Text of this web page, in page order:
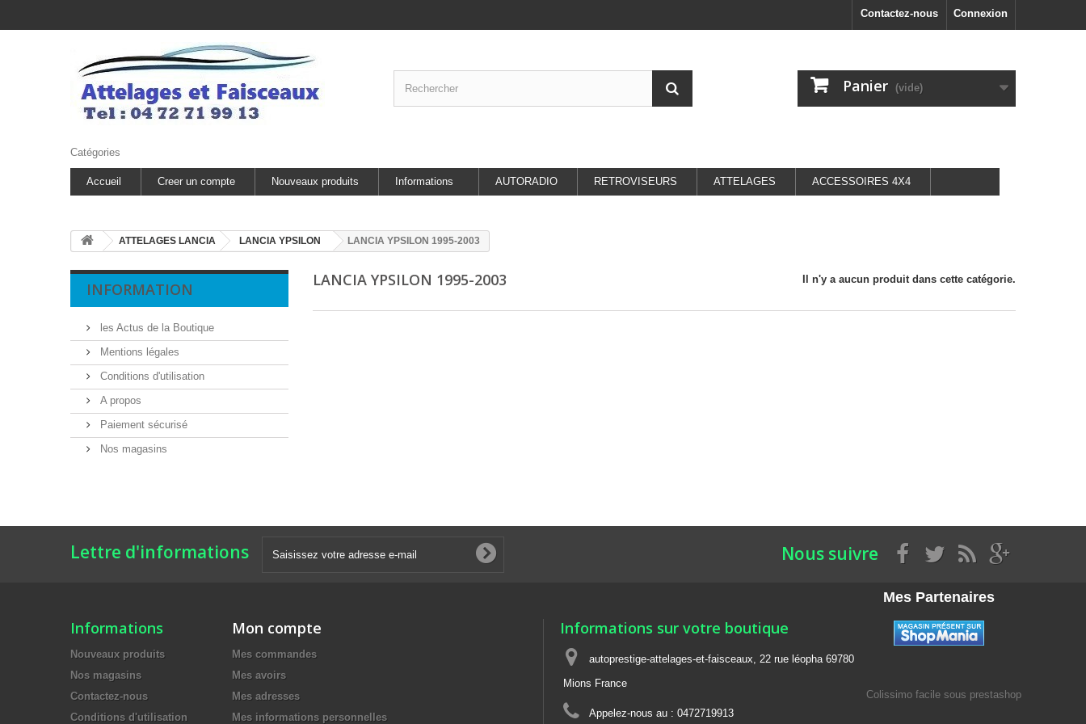
Connexion
Contactez-nous
Panier (vide)
Catégories
Accueil Creer un compte Nouveaux produits Informations AUTORADIO RETROVISEURS ATTELAGES ACCESSOIRES 4X4
ATTELAGES LANCIA LANCIA YPSILON LANCIA YPSILON 1995-2003
INFORMATION
les Actus de la Boutique
Mentions légales
Conditions d'utilisation
A propos
Paiement sécurisé
Nos magasins
LANCIA YPSILON 1995-2003 Il n'y a aucun produit dans cette catégorie.
Lettre d'informations Nous suivre
Informations
Nouveaux produits
Nos magasins
Contactez-nous
Conditions d'utilisation
Mon compte
Mes commandes
Mes avoirs
Mes adresses
Mes informations personnelles
Informations sur votre boutique
autoprestige-attelages-et-faisceaux, 22 rue léopha 69780
Mions France
Appelez-nous au : 0472719913
Mes Partenaires
Colissimo facile sous prestashop